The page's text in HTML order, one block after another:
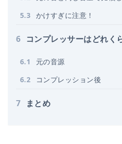
5.3 かけすぎに注意！
6 コンプレッサーはどれく
6.1
元の音源
6.2 コンプレッション後
7 まとめ